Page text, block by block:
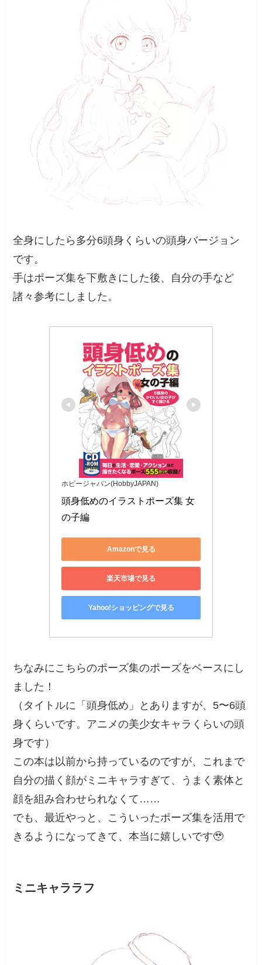
全身にしたら多分6頭身くらいの頭身バージョン
です。
手はポーズ集を下敷きにした後、自分の手など
諸々参考にしました。
ホビージャパン(HobbyJAPAN)
頭身低めのイラストポーズ集 女
の子編
Amazonで見る
楽天市場で見る
Yahoo!ショッピングで見る
ちなみにこちらのポーズ集のポーズをベースにし
ました！
（タイトルに「頭身低め」とありますが、5〜6頭
身くらいです。アニメの美少女キャラくらいの頭
身です）
この本は以前から持っているのですが、これまで
自分の描く顔がミニキャラすぎて、うまく素体と
顔を組み合わせられなくて……
でも、最近やっと、こういったポーズ集を活用で
きるようになってきて、本当に嬉しいです🥹
ミニキャララフ